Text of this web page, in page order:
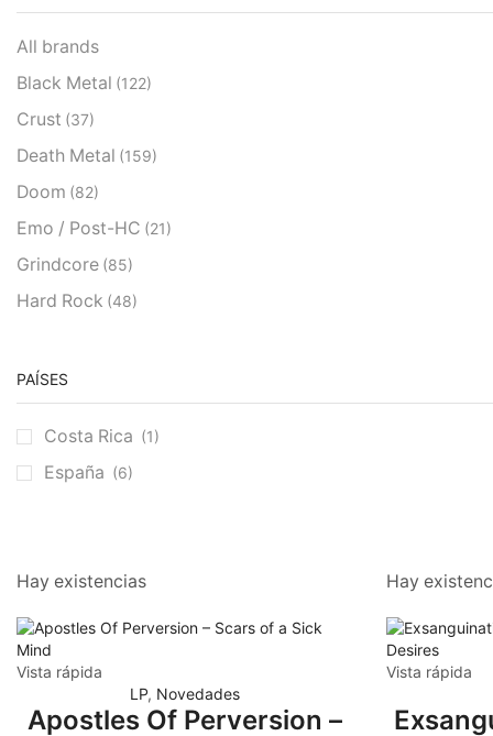
All brands
Black Metal (122)
Crust (37)
Death Metal (159)
Doom (82)
Emo / Post-HC (21)
Grindcore (85)
Hard Rock (48)
Heavy Metal
Otros(38)
Prog(25)
Punk(146)
Thrash Metal (108)
PAÍSES
Costa Rica (1)
España (6)
Hay existencias
Vista rápida
LP, Novedades
Apostles Of Perversion –
Hay
Vista rápida